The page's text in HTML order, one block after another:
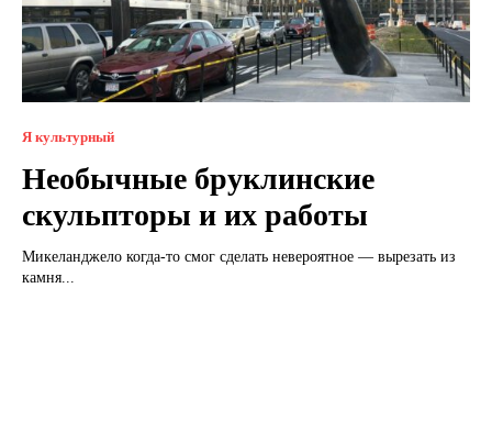
Я культурный
Необычные бруклинские
скульпторы и их работы
Микеланджело когда-то смог сделать невероятное — вырезать из
камня...